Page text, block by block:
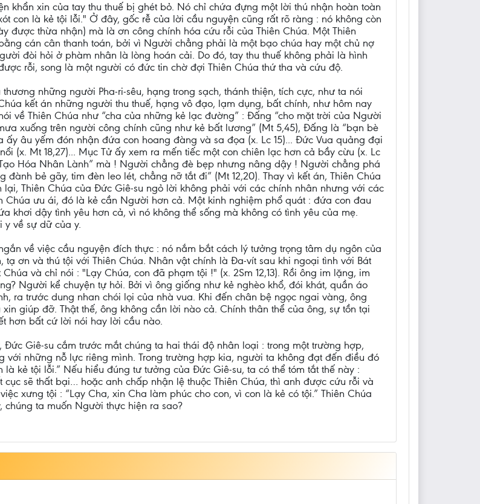
khẩn xin của tay thu thuế bị ghét bỏ. Nó chỉ chứa đựng một lời thú nhận hoàn toàn
con là kẻ tội lỗi." Ở đây, gốc rễ của lời cầu nguyện cũng rất rõ ràng : nó không còn
được thừa nhận) mà là ơn công chính hóa cứu rỗi của Thiên Chúa. Một Thiên
cán cân thanh toán, bởi vì Người chẳng phải là một bạo chúa hay một chủ nợ
đòi hỏi ở phàm nhân là lòng hoán cải. Do đó, tay thu thuế không phải là hình
rỗi, song là một người có đức tin chờ đợi Thiên Chúa thứ tha và cứu độ.
những người Pha-ri-sêu, hạng trong sạch, thánh thiện, tích cực, như ta nói
kết án những người thu thuế, hạng vô đạo, lạm dụng, bất chính, như hôm nay
về Thiên Chúa như “cha của những kẻ lạc đường” : Đấng “cho mặt trời của Người
xuống trên người công chính cũng như kẻ bất lương” (Mt 5,45), Đấng là “bạn bè
ấy âu yếm đón nhận đứa con hoang đàng và sa đọa (x. Lc 15)... Đức Vua quảng đại
(x. Mt 18,27)... Mục Tử ấy xem ra mến tiếc một con chiên lạc hơn cả bầy cừu (x. Lc
Hóa Nhân Lành” mà ! Người chẳng đè bẹp nhưng nâng dậy ! Người chẳng phá
bẻ gãy, tim đèn leo lét, chẳng nỡ tắt đi” (Mt 12,20). Thay vì kết án, Thiên Chúa
Thiên Chúa của Đức Giê-su ngỏ lời không phải với các chính nhân nhưng với các
Chúa ưu ái, đó là kẻ cần Người hơn cả. Một kinh nghiệm phổ quát : đứa con đau
khơi dậy tình yêu hơn cả, vì nó không thể sống mà không có tình yêu của mẹ.
y về sự dữ của y.
về việc cầu nguyện đích thực : nó nắm bắt cách lý tưởng trọng tâm dụ ngôn của
ơn và thú tội với Thiên Chúa. Nhân vật chính là Đa-vít sau khi ngoại tình với Bát
và chỉ nói : "Lạy Chúa, con đã phạm tội !" (x. 2Sm 12,13). Rồi ông im lặng, im
Người kể chuyện tự hỏi. Bởi vì ông giống như kẻ nghèo khổ, đói khát, quần áo
ra trước dung nhan chói lọi của nhà vua. Khi đến chân bệ ngọc ngai vàng, ông
giúp đỡ. Thật thế, ông không cần lời nào cả. Chính thân thể của ông, sự tồn tại
hơn bất cứ lời nói hay lời cầu nào.
Giê-su cắm trước mắt chúng ta hai thái độ nhân loại : trong một trường hợp,
những nỗ lực riêng mình. Trong trường hợp kia, người ta không đạt đến điều đó
kẻ tội lỗi.” Nếu hiểu đúng tư tưởng của Đức Giê-su, ta có thể tóm tắt thế này :
sẽ thất bại… hoặc anh chấp nhận lệ thuộc Thiên Chúa, thì anh được cứu rỗi và
xưng tội : “Lạy Cha, xin Cha làm phúc cho con, vì con là kẻ có tội.” Thiên Chúa
ta muốn Người thực hiện ra sao?